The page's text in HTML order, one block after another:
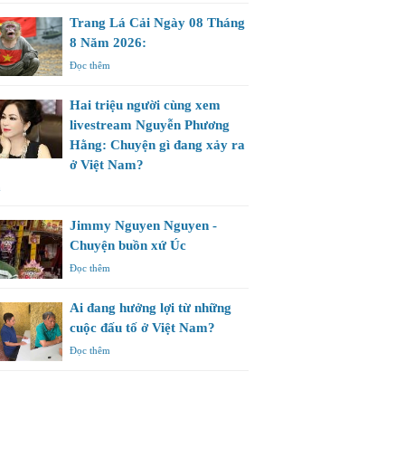
Trang Lá Cải Ngày 08 Tháng
8 Năm 2026:
Đọc thêm
Hai triệu người cùng xem
livestream Nguyễn Phương
Hằng: Chuyện gì đang xảy ra
ở Việt Nam?
Jimmy Nguyen Nguyen -
Chuyện buồn xứ Úc
Đọc thêm
Ai đang hưởng lợi từ những
cuộc đấu tố ở Việt Nam?
Đọc thêm